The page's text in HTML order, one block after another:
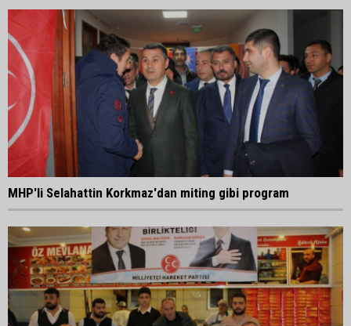
MHP'li Selahattin Korkmaz'dan miting gibi program